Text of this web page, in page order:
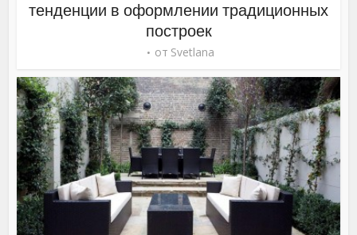
тенденции в оформлении традиционных
построек
от Svetlana